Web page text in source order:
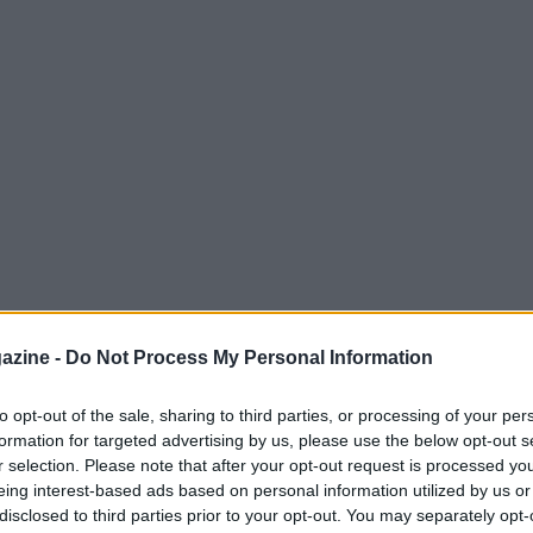
- Do Not Process My Personal Information
opt-out of the sale, sharing to third parties, or processing of your
for targeted advertising by us, please use the below opt-out
selection. Please note that after your opt-out request is processed
interest-based ads based on personal information utilized by us
to third parties prior to your opt-out. You may separately
Giovanni Franzoni, il giovane talento
libera sulla Streiflo scorso 24 gennaio. La
n° 33, tenutasi sabato 20 giugno, ha